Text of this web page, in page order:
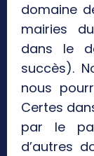
domaine
mairies
dans le
succès).
nous
Certes
par le
d’autres